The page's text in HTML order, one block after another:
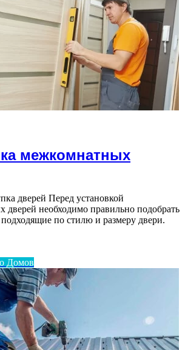
межкомнатных
дверей Перед установкой
дверей необходимо правильно подобрать
по стилю и размеру двери.
Домов